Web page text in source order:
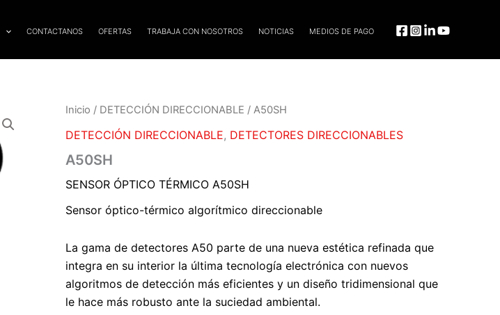
CONTACTANOS OFERTAS TRABAJA CON NOSOTROS NOTICIAS MEDIOS DE PAGO
Inicio / DETECCIÓN DIRECCIONABLE / A50SH
DETECCIÓN DIRECCIONABLE, DETECTORES DIRECCIONABLES
A50SH
SENSOR ÓPTICO TÉRMICO A50SH
Sensor óptico-térmico algorítmico direccionable
La gama de detectores A50 parte de una nueva estética refinada que
integra en su interior la última tecnología electrónica con nuevos
algoritmos de detección más eficientes y un diseño tridimensional que
le hace más robusto ante la suciedad ambiental.